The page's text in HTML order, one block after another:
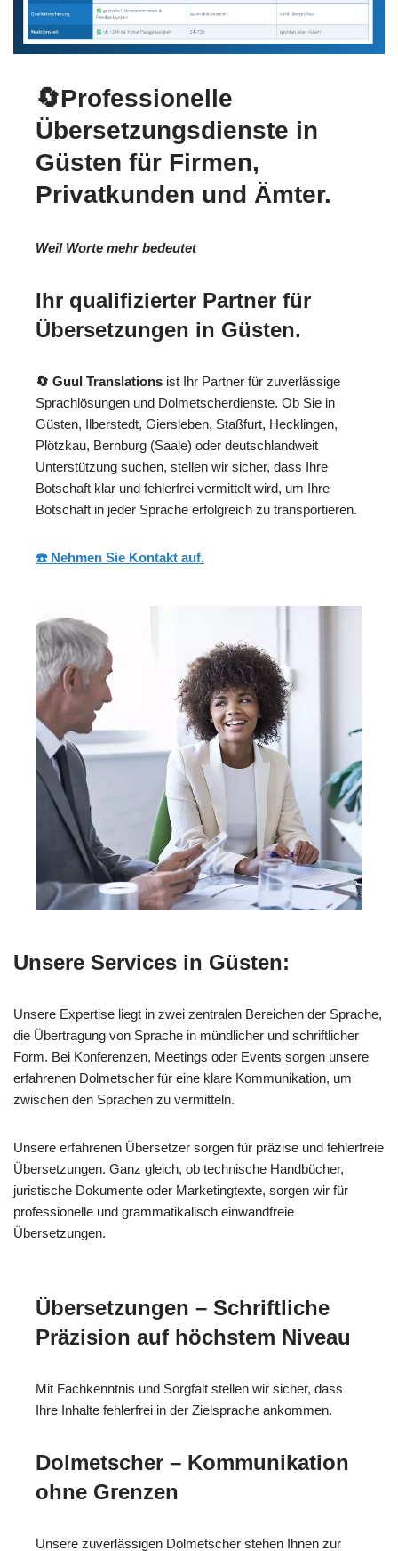
🔄Professionelle
Übersetzungsdienste in
Güsten für Firmen,
Privatkunden und Ämter.
Weil Worte mehr bedeutet
Ihr qualifizierter Partner für
Übersetzungen in Güsten.
🔄 Guul Translations ist Ihr Partner für zuverlässige
Sprachlösungen und Dolmetscherdienste. Ob Sie in
Güsten, Ilberstedt, Giersleben, Staßfurt, Hecklingen,
Plötzkau, Bernburg (Saale) oder deutschlandweit
Unterstützung suchen, stellen wir sicher, dass Ihre
Botschaft klar und fehlerfrei vermittelt wird, um Ihre
Botschaft in jeder Sprache erfolgreich zu transportieren.
☎️ Nehmen Sie Kontakt auf.
Unsere Services in Güsten:
Unsere Expertise liegt in zwei zentralen Bereichen der Sprache,
die Übertragung von Sprache in mündlicher und schriftlicher
Form. Bei Konferenzen, Meetings oder Events sorgen unsere
erfahrenen Dolmetscher für eine klare Kommunikation, um
zwischen den Sprachen zu vermitteln.
Unsere erfahrenen Übersetzer sorgen für präzise und fehlerfreie
Übersetzungen. Ganz gleich, ob technische Handbücher,
juristische Dokumente oder Marketingtexte, sorgen wir für
professionelle und grammatikalisch einwandfreie
Übersetzungen.
Übersetzungen – Schriftliche
Präzision auf höchstem Niveau
Mit Fachkenntnis und Sorgfalt stellen wir sicher, dass
Ihre Inhalte fehlerfrei in der Zielsprache ankommen.
Dolmetscher – Kommunikation
ohne Grenzen
Unsere zuverlässigen Dolmetscher stehen Ihnen zur